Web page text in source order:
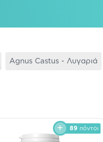
Agnus Castus - Λυγαριά
89πόντοι